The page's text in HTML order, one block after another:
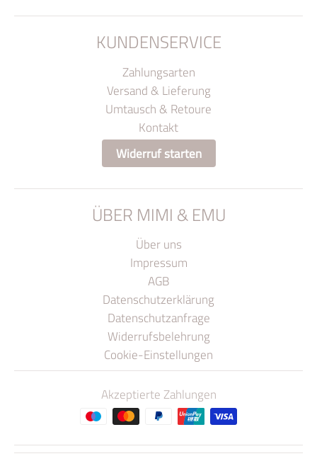
KUNDENSERVICE
Zahlungsarten
Versand & Lieferung
Umtausch & Retoure
Kontakt
Widerruf starten
ÜBER MIMI & EMU
Über uns
Impressum
AGB
Datenschutzerklärung
Datenschutzanfrage
Widerrufsbelehrung
Cookie-Einstellungen
Akzeptierte Zahlungen